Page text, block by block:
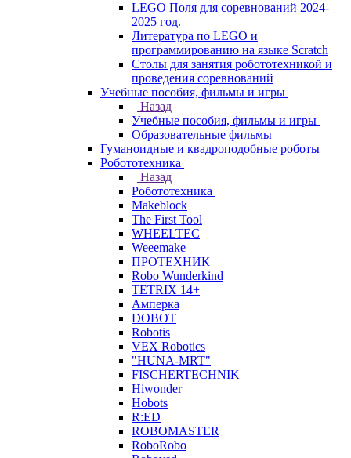
LEGO Поля для соревнований 2024-
2025 год.
Литература по LEGO и
программированию на языке Scratch
Столы для занятия робототехникой и
проведения соревнований
Учебные пособия, фильмы и игры
Назад
Учебные пособия, фильмы и игры
Образовательные фильмы
Гуманоидные и квадроподобные роботы
Робототехника
Назад
Робототехника
Makeblock
The First Tool
WHEELTEC
Weeemake
ПРОТЕХНИК
Robo Wunderkind
TETRIX 14+
Амперка
DOBOT
Robotis
VEX Robotics
"HUNA-MRT"
FISCHERTECHNIK
Hiwonder
Hobots
R:ED
ROBOMASTER
RoboRobo